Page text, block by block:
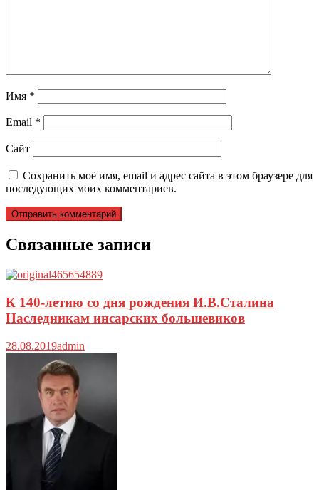
Имя *
Email *
Сайт
Сохранить моё имя, email и адрес сайта в этом браузере для
последующих моих комментариев.
Связанные записи
К 140-летию со дня рождения И.В.Сталина
Наследникам инсарских большевиков
28.08.2019admin